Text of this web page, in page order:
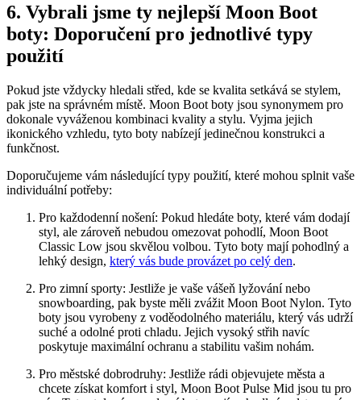
6. ⁣Vybrali jsme ty nejlepší Moon ⁢Boot
boty: Doporučení pro jednotlivé‌ typy
použití
Pokud jste vždycky hledali střed, kde se kvalita setkává se stylem,
pak jste‍ na ​správném místě. Moon Boot boty jsou synonymem pro
dokonale vyváženou kombinaci kvality a stylu. Vyjma jejich
ikonického vzhledu, tyto boty nabízejí jedinečnou konstrukci‍ a
funkčnost.
Doporučujeme vám následující typy‍ použití, které mohou splnit vaše⁢
individuální potřeby:
Pro každodenní nošení: Pokud hledáte boty, které ​vám dodají
styl, ale ​zároveň nebudou ⁤omezovat pohodlí, Moon Boot
Classic​ Low jsou skvělou ⁢volbou. Tyto boty mají​ pohodlný‍ a⁣
lehký design,​ který vás bude provázet po ⁣celý den.
Pro zimní sporty: ​Jestliže je vaše‍ vášeň lyžování nebo
snowboarding, ⁤pak byste měli zvážit⁤ Moon Boot Nylon. ⁣Tyto
boty jsou vyrobeny z voděodolného materiálu, který vás udrží
suché a odolné proti ⁣chladu. Jejich vysoký‌ střih navíc
poskytuje maximální ochranu a stabilitu vašim nohám.
Pro⁣ městské dobrodruhy:⁤ Jestliže⁣ rádi objevujete⁢ města a
chcete získat komfort​ i styl,⁣ Moon Boot Pulse Mid⁢ jsou ‌tu pro